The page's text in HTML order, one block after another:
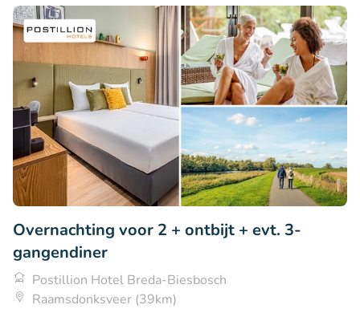
Overnachting voor 2 + ontbijt + evt. 3-
gangendiner
Postillion Hotel Breda-Biesbosch
Raamsdonksveer (39km)